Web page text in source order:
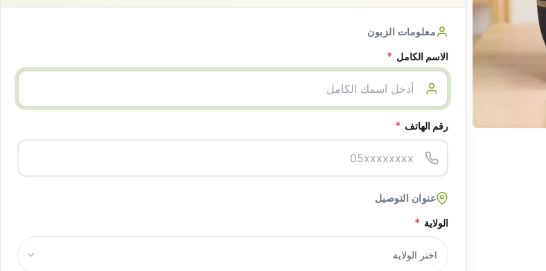
معلومات الزبون
الاسم الكامل *
رقم الهاتف *
عنوان التوصيل
الولاية *